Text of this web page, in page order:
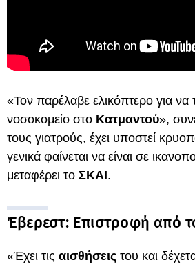
«Τον παρέλαβε ελικόπτερο για να
νοσοκομείο στο Κατμαντού»,
τους γιατρούς, έχει υποστεί
γενικά φαίνεται να είναι σε
μεταφέρει το ΣΚΑΙ.
Έβερεστ: Επιστροφή από
«Έχει τις αισθήσεις του και